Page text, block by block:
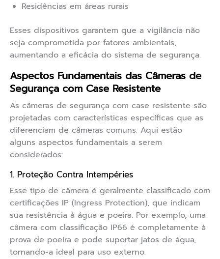
Residências em áreas rurais
Esses dispositivos garantem que a vigilância não
seja comprometida por fatores ambientais,
aumentando a eficácia do sistema de segurança.
Aspectos Fundamentais das Câmeras de
Segurança com Case Resistente
As câmeras de segurança com case resistente são
projetadas com características específicas que as
diferenciam de câmeras comuns. Aqui estão
alguns aspectos fundamentais a serem
considerados:
1. Proteção Contra Intempéries
Esse tipo de câmera é geralmente classificado com
certificações IP (Ingress Protection), que indicam
sua resistência à água e poeira. Por exemplo, uma
câmera com classificação IP66 é completamente à
prova de poeira e pode suportar jatos de água,
tornando-a ideal para uso externo.